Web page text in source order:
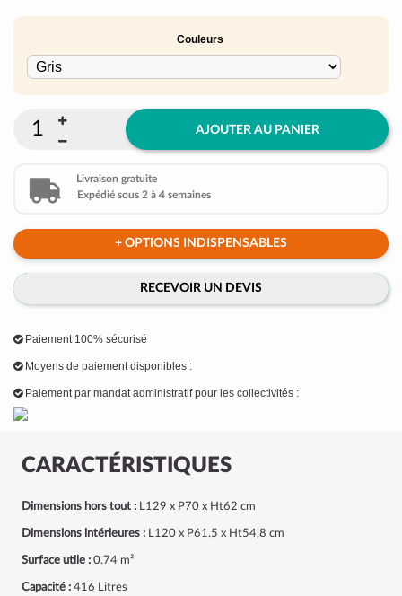
CARACTÉRISTIQUES
Dimensions hors tout : L129 x P70 x Ht62 cm
Dimensions intérieures : L120 x P61.5 x Ht54,8 cm
Surface utile : 0.74 m²
Capacité : 416 Litres
Couleurs
AJOUTER AU PANIER
Livraison gratuite
Expédié sous 2 à 4 semaines
+ OPTIONS INDISPENSABLES
RECEVOIR UN DEVIS
Paiement 100% sécurisé
Moyens de paiement disponibles :
Paiement par mandat administratif pour les collectivités :